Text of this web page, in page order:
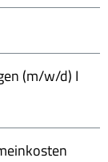
(m/w/d) I